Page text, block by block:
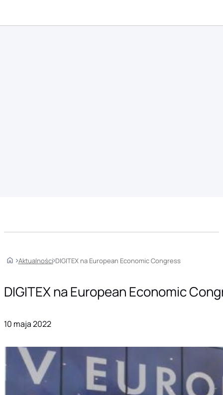
Aktualności DIGITEX na European Economic Congress
DIGITEX na European Economic
10 maja 2022